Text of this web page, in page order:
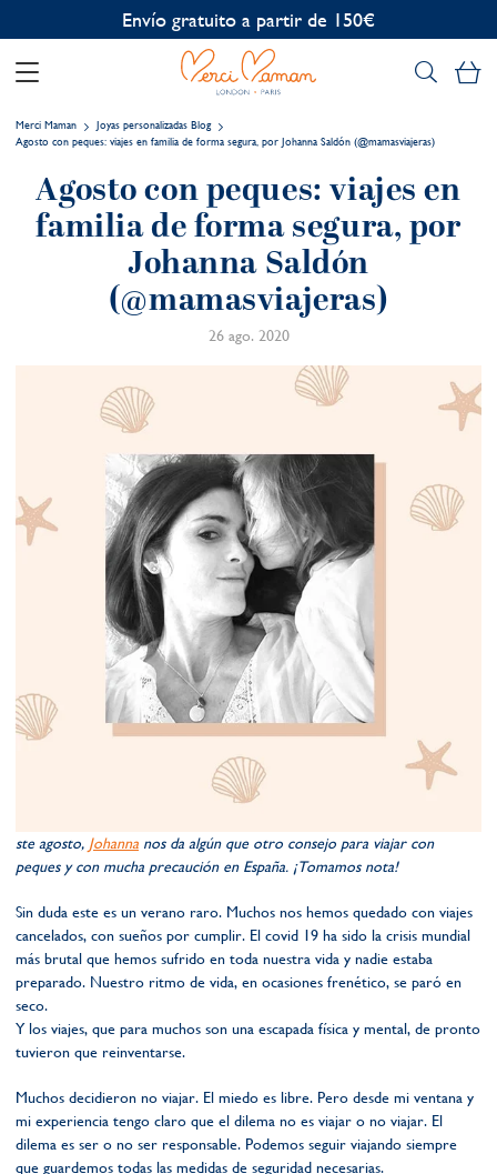
Envío gratuito a partir de 150€
Merci Maman
Joyas personalizadas Blog
Agosto con peques: viajes en familia de forma segura, por Johanna Saldón (@mamasviajeras)
Agosto con peques: viajes en
familia de forma segura, por
Johanna Saldón
(@mamasviajeras)
26 ago. 2020
ste agosto, Johanna nos da algún que otro consejo para viajar con
peques y con mucha precaución en España. ¡Tomamos nota!
Sin duda este es un verano raro. Muchos nos hemos quedado con viajes
cancelados, con sueños por cumplir. El covid 19 ha sido la crisis mundial
más brutal que hemos sufrido en toda nuestra vida y nadie estaba
preparado. Nuestro ritmo de vida, en ocasiones frenético, se paró en
seco.
Y los viajes, que para muchos son una escapada física y mental, de pronto
tuvieron que reinventarse.
Muchos decidieron no viajar. El miedo es libre. Pero desde mi ventana y
mi experiencia tengo claro que el dilema no es viajar o no viajar. El
dilema es ser o no ser responsable. Podemos seguir viajando siempre
que guardemos todas las medidas de seguridad necesarias.